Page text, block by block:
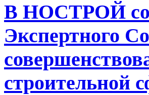
В НОСТРОЙ
Экспертного
строительной